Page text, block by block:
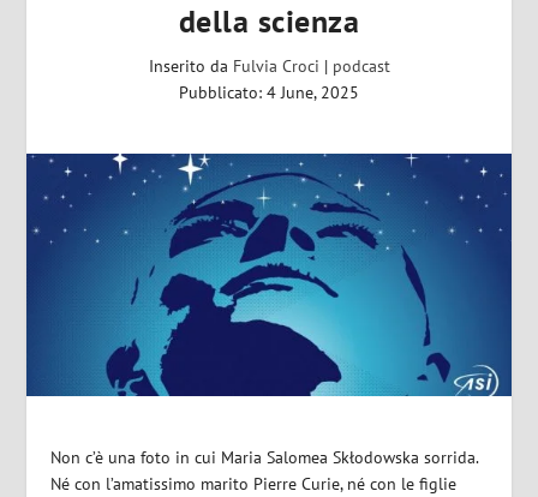
della scienza
Inserito da Fulvia Croci | podcast
Pubblicato: 4 June, 2025
Non c’è una foto in cui Maria Salomea Skłodowska sorrida.
Né con l’amatissimo marito Pierre Curie, né con le figlie